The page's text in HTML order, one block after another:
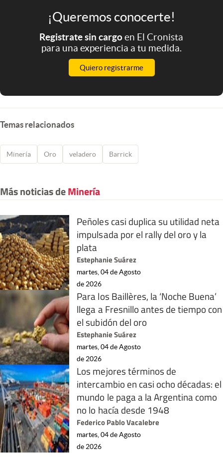
¡Queremos conocerte!
Registrate sin cargoen El Cronista
para una experiencia a tu medida.
Quiero registrarme
Temas relacionados
Minería Oro veladero Barrick
Más noticias deMinería
Peñoles casi duplica su utilidad neta
impulsada por el rally del oro y la
plata
Estephanie Suárez
martes, 04 de Agosto
de 2026
Para los Baillères, la ‘Noche Buena’
llega a Fresnillo antes de tiempo con
el subidón del oro
Estephanie Suárez
martes, 04 de Agosto
de 2026
Los mejores términos de
intercambio en casi ocho décadas: el
mundo le paga a la Argentina como
no lo hacía desde 1948
Federico Pablo Vacalebre
martes, 04 de Agosto
de 2026